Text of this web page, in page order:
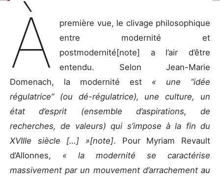
À
première vue, le clivage philosophique
entre modernité et
postmodernité[note] a l’air d’être
entendu. Selon Jean-Marie
Domenach, la modernité est « une “idée
régulatrice” (ou dé-régulatrice),
une culture, un
état d’esprit (ensemble d’aspirations, de
recherches, de valeurs) qui s’impose à la fin du
XVIIIe siècle […] »[note]. Pour Myriam Revault
d’Allonnes, « la modernité se caractérise
massivement par un mouvement d’arrachement au